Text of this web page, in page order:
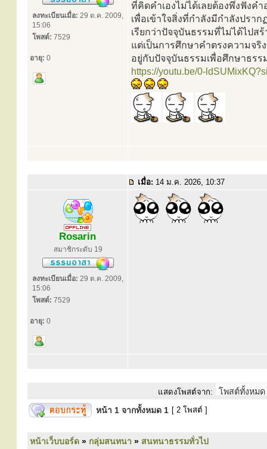
ลงทะเบียนเมื่อ: 29 ต.ค. 2009,
15:06
โพสต์: 7529
อายุ: 0
ที่คิดคำเองไม่ได้เลยต้องพึ่งฟังคำ
เพื่อเข้าใจสิ่งที่กำลังมีกำลังปราก
เรียกว่าปัจจุบันธรรมที่ไม่ได้ไปส
แต่เป็นการศึกษาคำตรงความจริ
อยู่กับปัจจุบันธรรมเพื่อศึกษาธร
https://youtu.be/0-
เมื่อ: 14 ม.ค. 2026, 10:37
Rosarin
สมาชิกระดับ 19
ลงทะเบียนเมื่อ: 29 ต.ค. 2009,
15:06
โพสต์: 7529
อายุ: 0
แสดงโพสต์จาก:
หน้า 1 จากทั้งหมด 1 [ 2 โพสต์ ]
หน้าเว็บบอร์ด » กลุ่มสนทนา » สนทนาธรรมทั่วไป